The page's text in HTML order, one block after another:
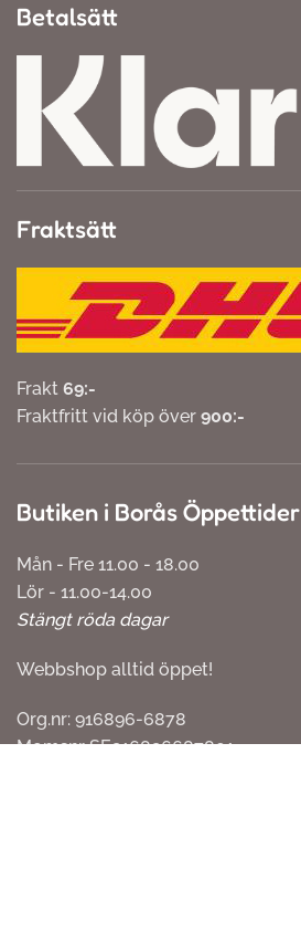
Betalsätt
Fraktsätt
Frakt 69:-
Fraktfritt vid köp över 900:-
Butiken i Borås Öppettider
Mån - Fre 11.00 - 18.00
Lör - 11.00-14.00
Stängt röda dagar
Webbshop alltid öppet!
Org.nr: 916896-6878
Momsnr SE916896687801